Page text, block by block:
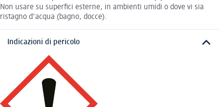
Non usare su superfici esterne, in ambienti umidi o dove vi sia
ristagno d'acqua (bagno, docce).
Indicazioni di pericolo